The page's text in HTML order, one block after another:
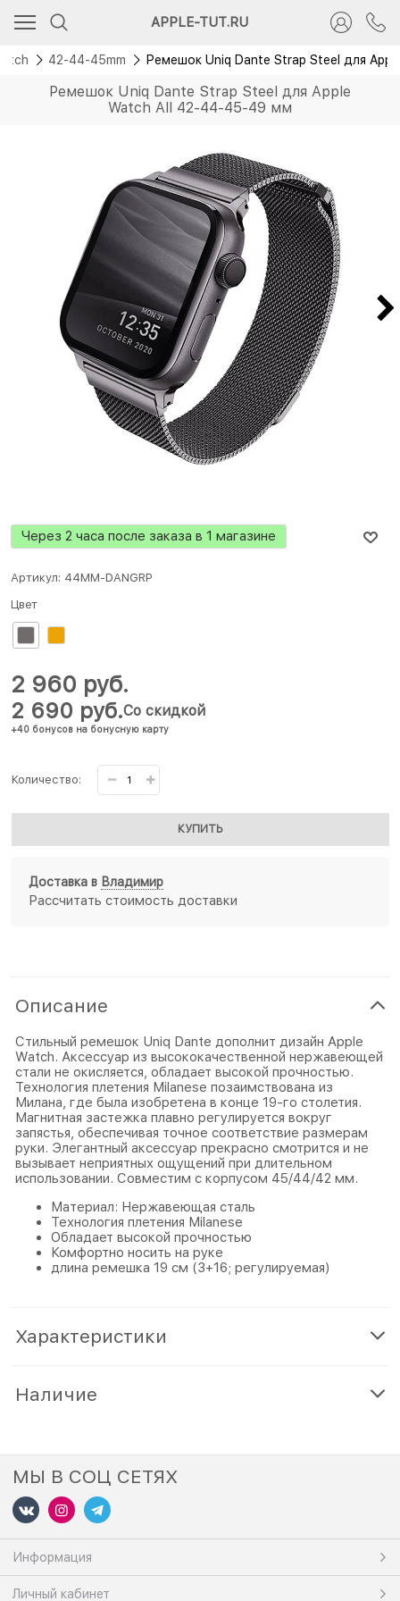
APPLE-TUT.RU
42-44-45mm Ремешок Uniq Dante Strap Steel для
Ремешок Uniq Dante Strap Steel для Apple
Watch All 42-44-45-49 мм
Через 2 часа после заказа в 1 магазине
Артикул: 44MM-DANGRP
Цвет
2 690 руб.
+40 бонусов на бонусную карту
Со скидкой
2 960 руб.
Количество:
КУПИТЬ
Доставка в Владимир
Рассчитать стоимость доставки
Описание
Стильный ремешок Uniq Dante дополнит дизайн Apple
Watch. Аксессуар из высококачественной нержавеющей
стали не окисляется, обладает высокой прочностью.
Технология плетения Milanese позаимствована из
Милана, где была изобретена в конце 19-го столетия.
Магнитная застежка плавно регулируется вокруг
запястья, обеспечивая точное соответствие размерам
руки. Элегантный аксессуар прекрасно смотрится и не
вызывает неприятных ощущений при длительном
использовании. Совместим с корпусом 45/44/42 мм.
Материал: Нержавеющая сталь
Технология плетения Milanese
Обладает высокой прочностью
Комфортно носить на руке
длина ремешка 19 см (3+16; регулируемая)
Характеристики
Наличие
МЫ В СОЦ СЕТЯХ
Информация
Личный кабинет